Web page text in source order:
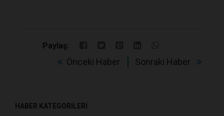
Paylaş:
Önceki Haber Sonraki Haber
HABER KATEGORİLERİ